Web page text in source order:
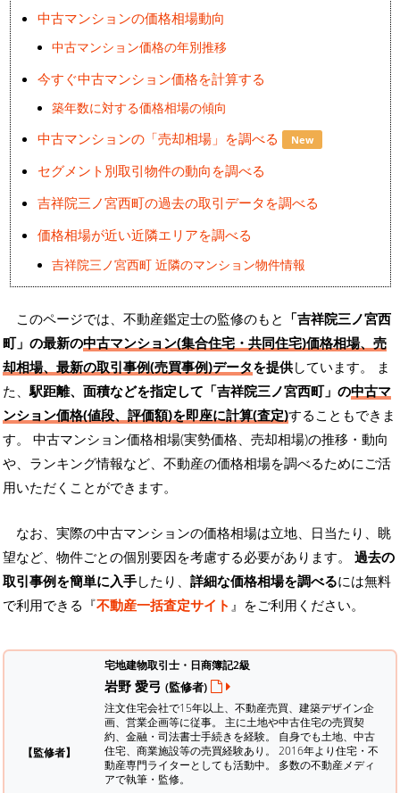
中古マンションの価格相場動向
中古マンション価格の年別推移
今すぐ中古マンション価格を計算する
築年数に対する価格相場の傾向
中古マンションの「売却相場」を調べる New
セグメント別取引物件の動向を調べる
吉祥院三ノ宮西町の過去の取引データを調べる
価格相場が近い近隣エリアを調べる
吉祥院三ノ宮西町 近隣のマンション物件情報
このページでは、不動産鑑定士の監修のもと 「吉祥院三ノ宮西
町」の最新の中古マンション(集合住宅・共同住宅)価格相場、売
却相場、最新の取引事例(売買事例)データを提供しています。 ま
た、駅距離、面積などを指定して「吉祥院三ノ宮西町」の中古マ
ンション価格(値段、評価額)を即座に計算(査定)することもできま
す。 中古マンション価格相場(実勢価格、売却相場)の推移・動向
や、ランキング情報など、不動産の価格相場を調べるためにご活
用いただくことができます。
なお、実際の中古マンションの価格相場は立地、日当たり、眺
望など、物件ごとの個別要因を考慮する必要があります。 過去の
取引事例を簡単に入手したり、 詳細な価格相場を調べるには無料
で利用できる『不動産一括査定サイト 』をご利用ください。
【監修者】
宅地建物取引士・日商簿記2級
岩野 愛弓 (監修者)
注文住宅会社で15年以上、不動産売買、建築デザイン企
画、営業企画等に従事。 主に土地や中古住宅の売買契
約、金融・司法書士手続きを経験。 自身でも土地、中古
住宅、商業施設等の売買経験あり。 2016年より住宅・不
動産専門ライターとしても活動中。 多数の不動産メディ
アで執筆・監修。